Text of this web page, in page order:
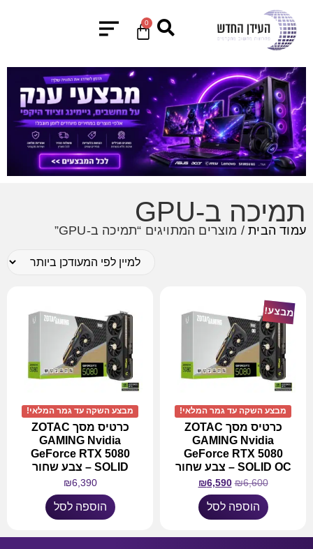
0
תמיכה ב-GPU
עמוד הבית/ מוצרים המתויגים “תמיכה ב-GPU”
מבצע!
מבצע השקה עד גמר המלאי!
כרטיס מסך ZOTAC
GAMING Nvidia
GeForce RTX 5080
SOLID OC – צבע שחור
₪6,600
₪6,590
הוספה לסל
מבצע השקה עד גמר המלאי!
כרטיס מסך ZOTAC
GAMING Nvidia
GeForce RTX 5080
SOLID – צבע שחור
₪6,390
הוספה לסל